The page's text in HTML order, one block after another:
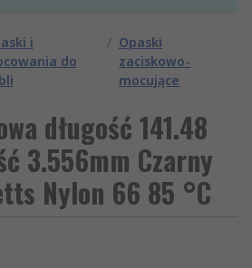
i
do
/ Opaski
zaciskowo-
mocujące
długość 141.48
3.556mm Czarny
Nylon 66 85 °C